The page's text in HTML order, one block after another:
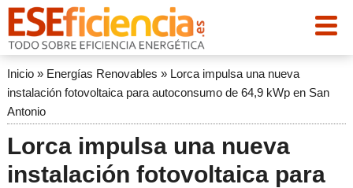
Inicio» Energías Renovables » Lorca impulsa una nueva
instalación fotovoltaica para autoconsumo de 64,9 kWp en San
Antonio
Lorca impulsa una nueva
instalación fotovoltaica para